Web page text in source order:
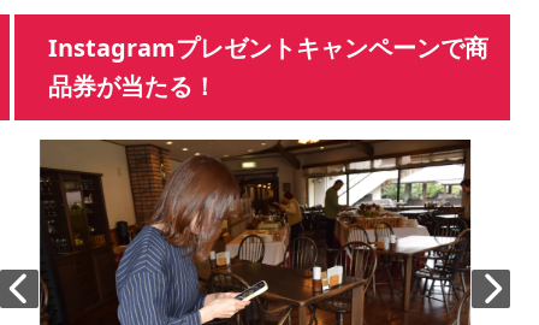
Instagramプレゼントキャンペーンで商
品券が当たる！